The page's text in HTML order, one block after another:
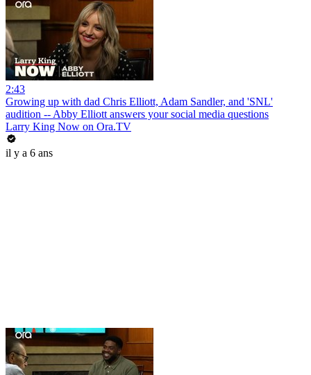
2:43
Growing up with dad Chris Elliott, Adam Sandler, and 'SNL'
audition -- Abby Elliott answers your social media questions
Larry King Now on Ora.TV
il y a 6 ans